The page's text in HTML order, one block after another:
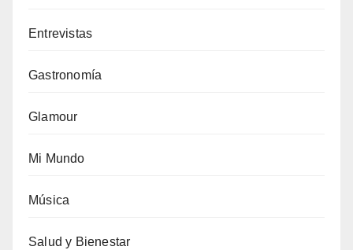
Entrevistas
Gastronomía
Glamour
Mi Mundo
Música
Salud y Bienestar